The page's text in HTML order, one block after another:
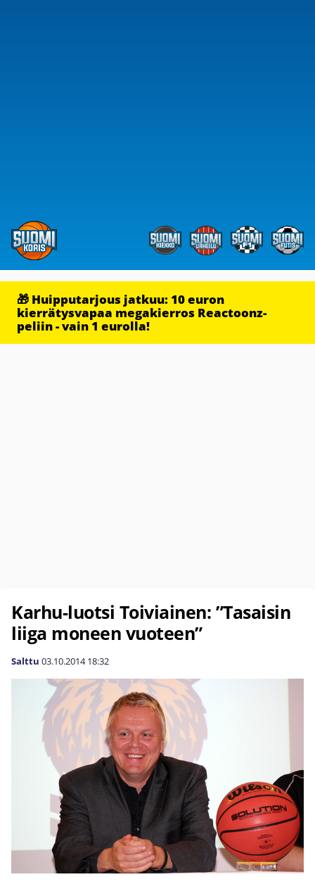
🎁 Huipputarjous jatkuu: 10 euron
kierrätysvapaa megakierros Reactoonz-
peliin - vain 1 eurolla!
Karhu-luotsi Toiviainen: ”Tasaisin
liiga moneen vuoteen”
Salttu 03.10.2014 18:32